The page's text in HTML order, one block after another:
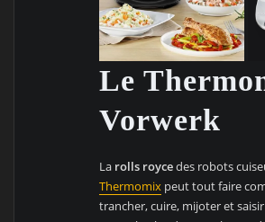
Le
Vorwerk
La rolls roycedes robots
Thermomix peut tout faire
trancher, cuire, mijoter et